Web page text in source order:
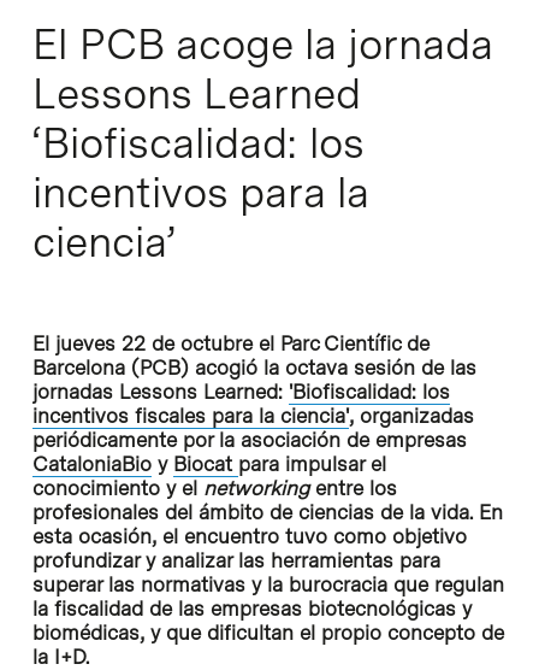
El PCB acoge la jornada
Lessons Learned
‘Biofiscalidad: los
incentivos para la
ciencia’
El jueves 22 de octubre el Parc Científic de
Barcelona (PCB) acogió la octava sesión de las
jornadas Lessons Learned: 'Biofiscalidad: los
incentivos fiscales para la ciencia', organizadas
periódicamente por la asociación de empresas
CataloniaBioy Biocat para impulsar el
conocimiento y el networkingentre los
profesionales del ámbito de ciencias de la vida. En
esta ocasión, el encuentro tuvo como objetivo
profundizar y analizar las herramientas para
superar las normativas y la burocracia que regulan
la fiscalidad de las empresas biotecnológicas y
biomédicas, y que dificultan el propio concepto de
la I+D.